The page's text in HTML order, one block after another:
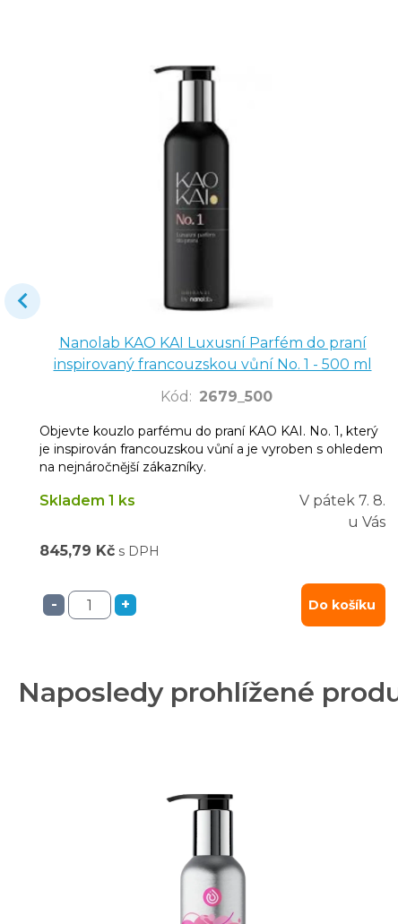
Nanolab KAO KAI Luxusní Parfém do praní
inspirovaný francouzskou vůní No. 1 - 500 ml
Kód : 2679_500
Objevte kouzlo parfému do praní KAO KAI. No. 1, který
je inspirován francouzskou vůní a je vyroben s ohledem
na nejnáročnější zákazníky.
Skladem 1 ks V pátek 7. 8.
u Vás
845,79 Kč s DPH
- + Do košíku
Naposledy prohlížené